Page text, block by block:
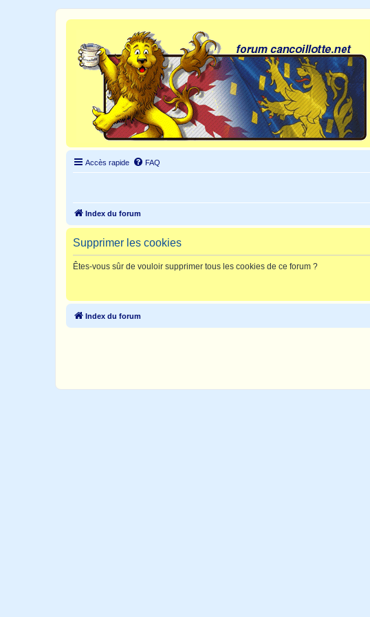
Accès rapide FAQ
Index du forum
Supprimer les cookies
Êtes-vous sûr de vouloir supprimer tous les cookies de ce forum ?
Index du forum